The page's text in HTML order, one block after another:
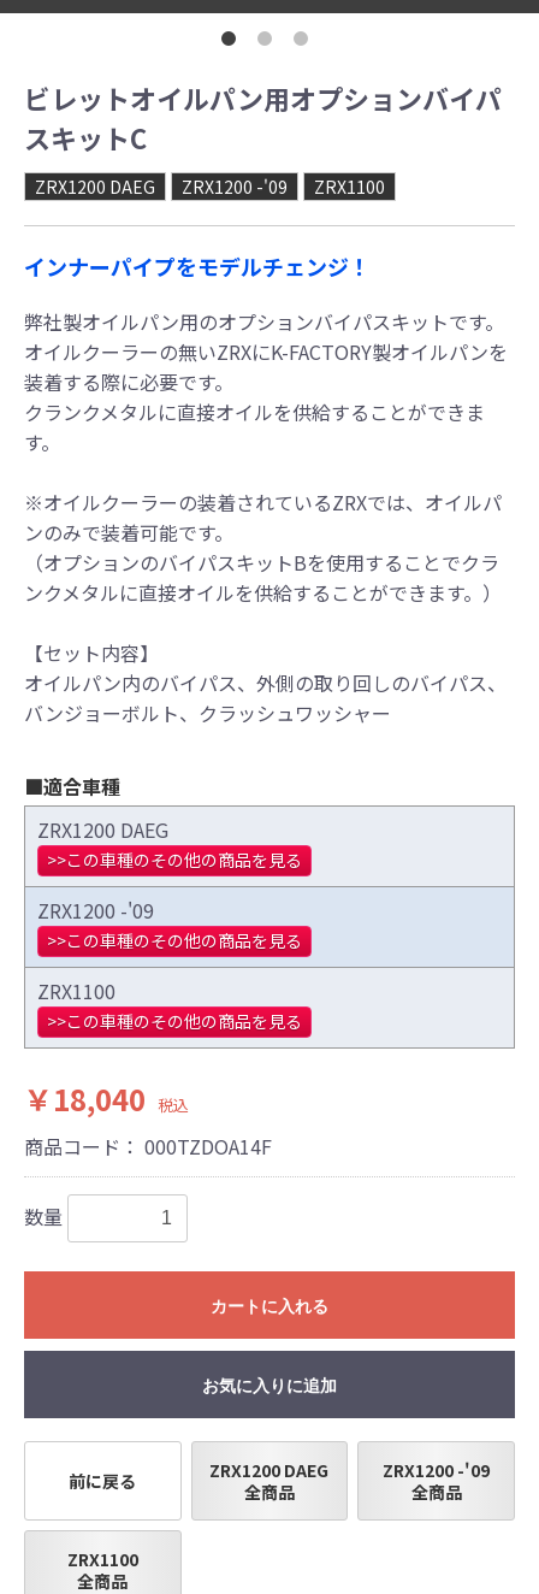
ビレットオイルパン用オプションバイパ
スキットC
ZRX1200 DAEG ZRX1200 -'09 ZRX1100
インナーパイプをモデルチェンジ！
弊社製オイルパン用のオプションバイパスキットです。
オイルクーラーの無いZRXにK-FACTORY製オイルパンを
装着する際に必要です。
クランクメタルに直接オイルを供給することができま
す。
※オイルクーラーの装着されているZRXでは、オイルパ
ンのみで装着可能です。
（オプションのバイパスキットBを使用することでクラ
ンクメタルに直接オイルを供給することができます。）
【セット内容】
オイルパン内のバイパス、外側の取り回しのバイパス、
バンジョーボルト、クラッシュワッシャー
■適合車種
ZRX1200 DAEG
>>この車種のその他の商品を見る
ZRX1200 -'09
>>この車種のその他の商品を見る
ZRX1100
>>この車種のその他の商品を見る
￥18,040 税込
商品コード： 000TZDOA14F
数量
カートに入れる
お気に入りに追加
前に戻る
ZRX1200 DAEG
全商品
ZRX1200 -'09
全商品
ZRX1100
全商品
●当HP内では、マフラーの取付けイメージをわ
かりやすくするために一般車両に装着した写
●レーシングパーツはサーキットにおけるスポ
ーツ走行ならびにレース使用を目的としてお
り公道（※）での使用は出来ません。
●国内で開催される全ての競技に対応するわけ
ではございません。
レースでの使用に際しては、主催者が発行す
る競技規則を確認の上、お客様ご自身の判断
により装着をお願い致します。
●取り付けについては専門の資格と知識・経験
を有した整備士が、指定のサービスマニュア
ください。
なお、取付時、使用時、その他で起きた全て
の事故、故障に対し保険、保証等は一切無
く、商品の返品、クレーム等も受付できませ
んので、あらかじめご了承ください。
●商品の仕様・価格につきましては事前の予告
無く変更となる場合がありますので了承願い
すのでご了承願います。